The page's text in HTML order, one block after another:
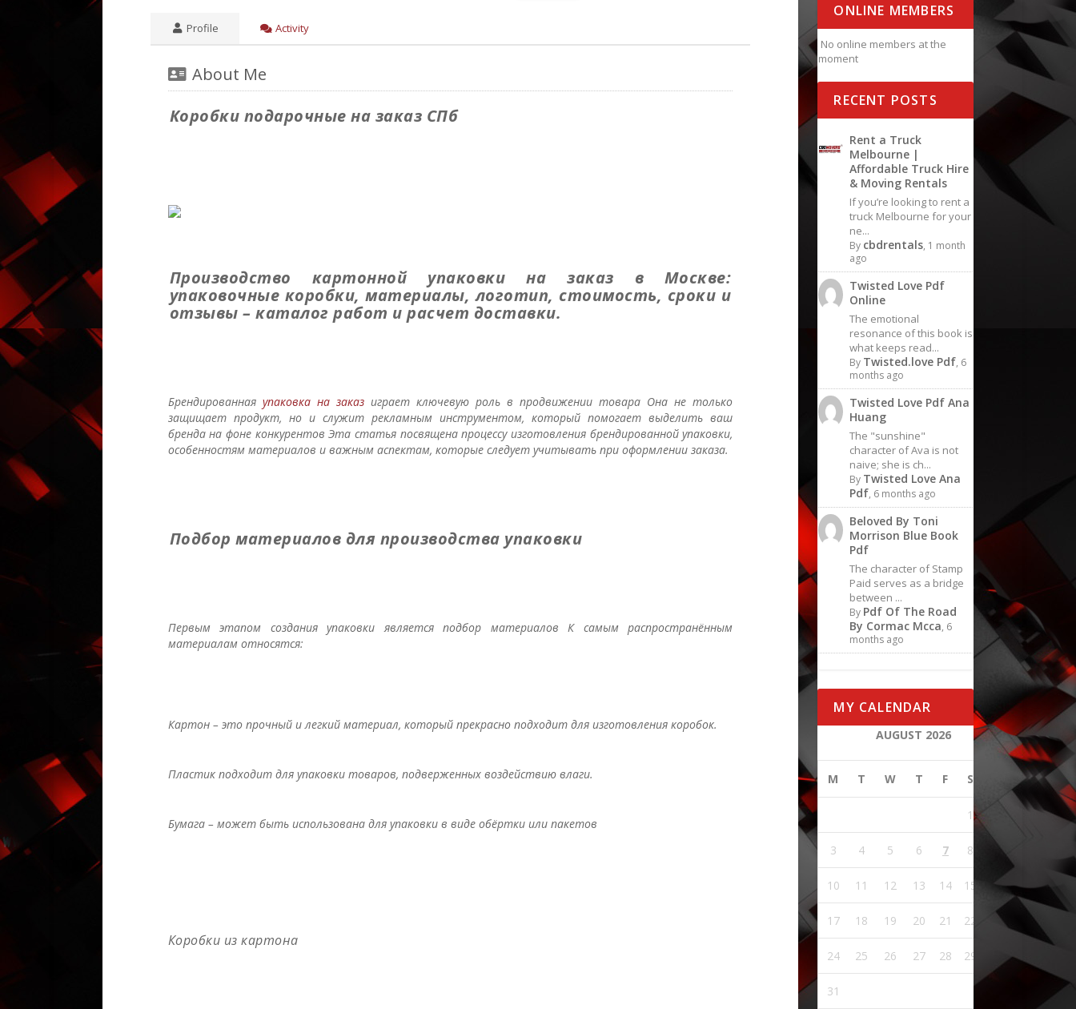
Profile Activity
About Me
Коробки подарочные на заказ СПб
Производство картонной упаковки на заказ в Москве:
упаковочные коробки, материалы, логотип, стоимость, сроки и
отзывы – каталог работ и расчет доставки.
Брендированная упаковка на заказиграет ключевую роль в продвижении товара Она не только
защищает продукт, но и служит рекламным инструментом, который помогает выделить ваш
бренда на фоне конкурентов Эта статья посвящена процессу изготовления брендированной упаковки,
особенностям материалов и важным аспектам, которые следует учитывать при оформлении заказа.
Подбор материалов для производства упаковки
Первым этапом создания упаковки является подбор материалов К самым распространённым
материалам относятся:
Картон – это прочный и легкий материал, который прекрасно подходит для изготовления коробок.
Пластик подходит для упаковки товаров, подверженных воздействию влаги.
Бумага – может быть использована для упаковки в виде обёртки или пакетов
Коробки из картона
ONLINE MEMBERS
No online members at the
moment
RECENT POSTS
Rent a Truck
Melbourne |
Affordable Truck Hire
& Moving Rentals
If you’re looking to rent a
truck Melbourne for your
ne...
By cbdrentals, 1 month
ago
Twisted Love Pdf
Online
The emotional
resonance of this book is
what keeps read...
By Twisted.love Pdf, 6
months ago
Twisted Love Pdf Ana
Huang
The "sunshine"
character of Ava is not
naive; she is ch...
By Twisted Love Ana
Pdf, 6 months ago
Beloved By Toni
Morrison Blue Book
Pdf
The character of Stamp
Paid serves as a bridge
between ...
By Pdf Of The Road
By Cormac Mcca, 6
months ago
MY CALENDAR
AUGUST 2026
M T W T F S
1
3 4 5 6 7 8 9
10 11 12 13 14 15 16
17 18 19 20 21 22 23
24 25 26 27 28 29
31